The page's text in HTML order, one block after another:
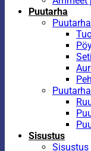
Puutarha
Sisustus
Sisustus